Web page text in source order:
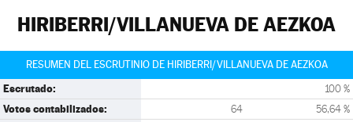
HIRIBERRI/VILLANUEVA DE AEZKOA
RESUMEN DEL ESCRUTINIO DE HIRIBERRI/VILLANUEVA DE AEZKOA
Escrutado: 100 %
Votos contabilizados: 64 56,64 %